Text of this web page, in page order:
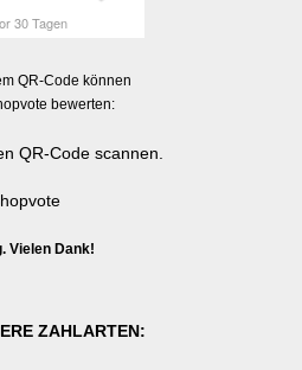
QR-Code können
bewerten:
Vielen Dank!
ZAHLARTEN: